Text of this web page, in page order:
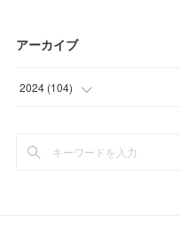
アーカイブ
2024 (104)
(